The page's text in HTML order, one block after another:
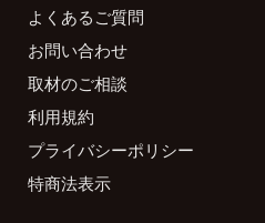
よくあるご質問
お問い合わせ
取材のご相談
利用規約
プライバシーポリシー
特商法表示